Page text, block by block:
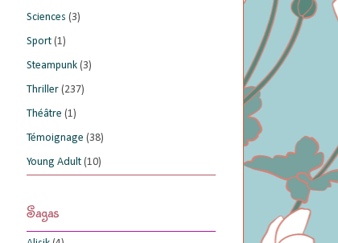
Sciences (3)
Sport (1)
Steampunk (3)
Thriller (237)
Théâtre (1)
Témoignage (38)
Young Adult (10)
Sagas